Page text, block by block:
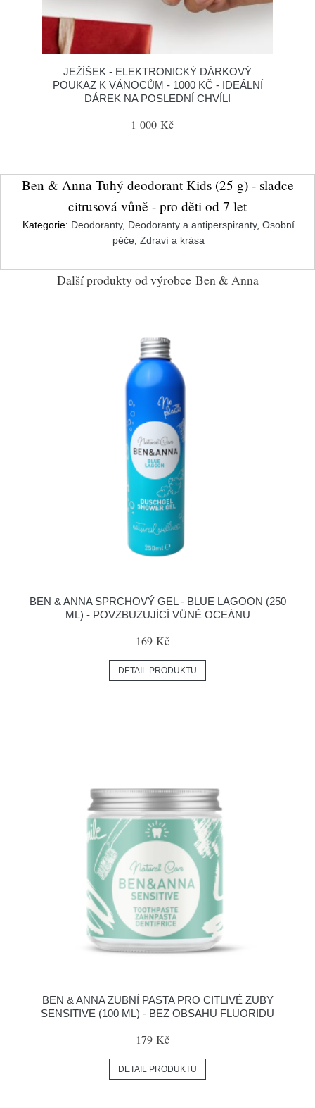
JEŽÍŠEK - ELEKTRONICKÝ DÁRKOVÝ
POUKAZ K VÁNOCŮM - 1000 KČ - IDEÁLNÍ
DÁREK NA POSLEDNÍ CHVÍLI
1 000 Kč
Ben & Anna Tuhý deodorant Kids (25 g) - sladce
citrusová vůně - pro děti od 7 let
Kategorie: Deodoranty, Deodoranty a antiperspiranty, Osobní
péče, Zdraví a krása
Další produkty od výrobce Ben & Anna
BEN & ANNA SPRCHOVÝ GEL - BLUE LAGOON (250
ML) - POVZBUZUJÍCÍ VŮNĚ OCEÁNU
169 Kč
DETAIL PRODUKTU
BEN & ANNA ZUBNÍ PASTA PRO CITLIVÉ ZUBY
SENSITIVE (100 ML) - BEZ OBSAHU FLUORIDU
179 Kč
DETAIL PRODUKTU